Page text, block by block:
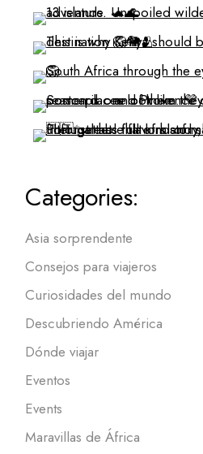
Categories:
Asia sorprendente
Consejos para viajeros
Curiosidades del mundo
Descubriendo América
Dónde viajar
Eventos
Events
Maravillas de África